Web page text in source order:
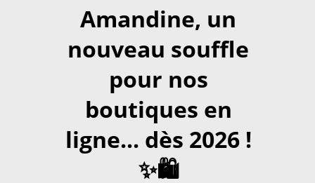
Amandine, un
nouveau souffle
pour nos
boutiques en
ligne... dès 2026 !
✨🛍️